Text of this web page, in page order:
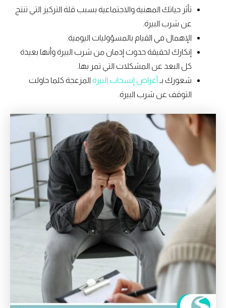
تأثر حياتك المهنية والاجتماعية بسبب قلة التركيز التي تنتج
عن شرب البيرة.
الإهمال في القيام بالمسؤوليات اليومية.
إنكارك لحقيقة حدوث إدمان من شرب البيرة وأنها بعيدة
كل البعد عن المشكلات التي تمر بها.
شعورك بـ أعراض إنسحاب البيرةالمزعجة كلما حاولت
التوقف عن شرب البيرة.